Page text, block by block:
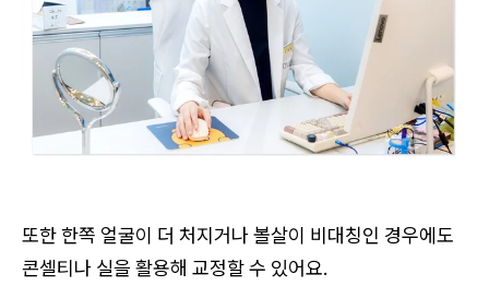
또한 한쪽 얼굴이 더 처지거나 볼살이 비대칭인 경우에도
콘셀티나 실을 활용해 교정할 수 있어요.